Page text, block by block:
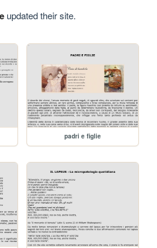
updated their site.
padri e figlie